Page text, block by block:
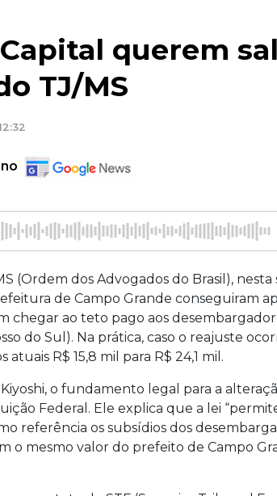
querem
TJ/MS
(Ordem dos Advogados do Brasil), nesta
de Campo Grande conseguiram
chegar ao teto pago aos
do Sul). Na prática, caso o reajuste
R$ 15,8 mil para R$ 24,1 mil.
o fundamento legal para a
Federal. Ele explica que a lei
referência os subsídios dos
o mesmo valor do prefeito de Campo